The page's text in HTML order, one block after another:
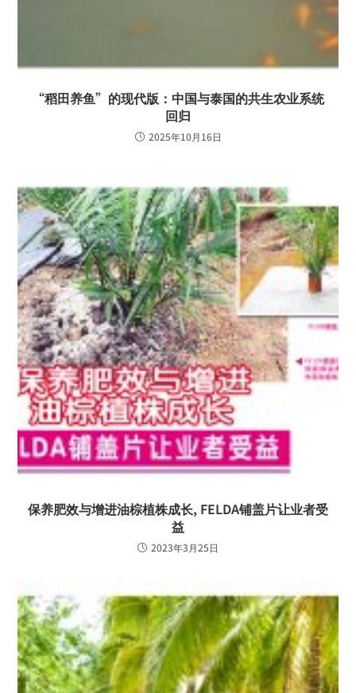
“稻田养鱼”的现代版：中国与泰国的共生农业系统
回归
2025年10月16日
保养肥效与增进油棕植株成长, FELDA铺盖片让业者受
益
2023年3月25日